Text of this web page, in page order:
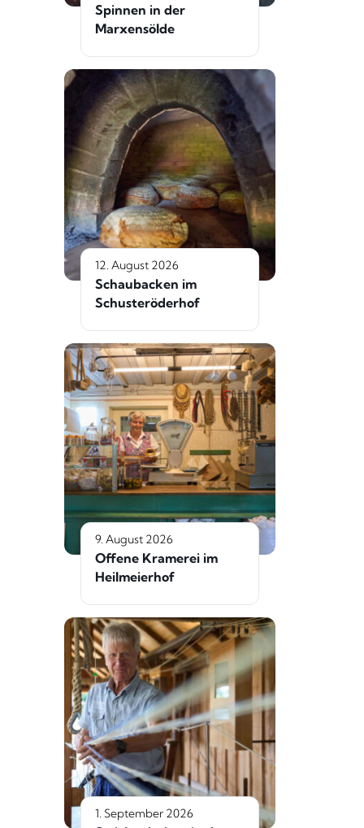
Spinnen in der
Marxensölde
12. August 2026
Schaubacken im
Schusteröderhof
9. August 2026
Offene Kramerei im
Heilmeierhof
1. September 2026